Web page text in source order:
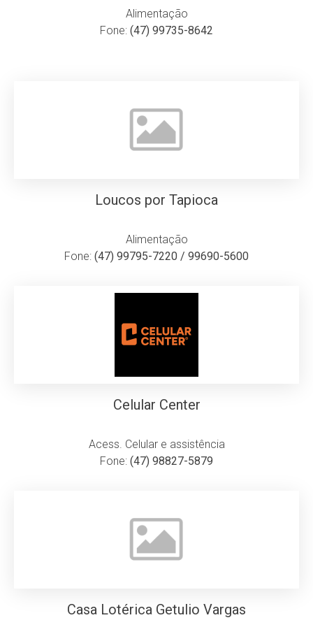
Alimentação
Fone: (47) 99735-8642
Loucos por Tapioca
Alimentação
Fone: (47) 99795-7220 / 99690-5600
Celular Center
Acess. Celular e assistência
Fone: (47) 98827-5879
Casa Lotérica Getulio Vargas